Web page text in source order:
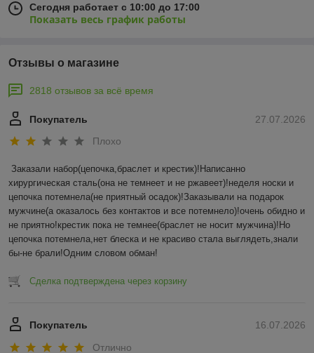
Сегодня работает с 10:00 до 17:00
Показать весь график работы
Отзывы о магазине
2818 отзывов за всё время
27.07.2026
Покупатель
Плохо
Заказали набор(цепочка,браслет и крестик)!Написанно
хирургическая сталь(она не темнеет и не ржавеет)!неделя носки и
цепочка потемнела(не приятный осадок)!Заказывали на подарок
мужчине(а оказалось без контактов и все потемнело)!очень обидно и
не приятно!крестик пока не темнее(браслет не носит мужчина)!Но
цепочка потемнела,нет блеска и не красиво стала выглядеть,знали
бы-не брали!Одним словом обман!
Сделка подтверждена через корзину
16.07.2026
Покупатель
Отлично